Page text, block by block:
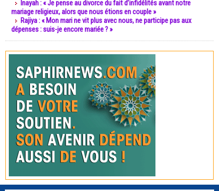
Inayah : « Je pense au divorce du fait d’infidélités avant notre
mariage religieux, alors que nous étions en couple »
Rajiya : « Mon mari ne vit plus avec nous, ne participe pas aux
dépenses : suis-je encore mariée ? »